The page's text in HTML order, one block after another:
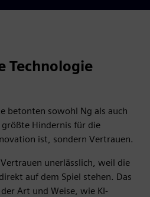
Technologie
betonten sowohl Ng als auch
größte Hindernis für die
ist, sondern Vertrauen.
unerlässlich, weil die
auf dem Spiel stehen. Das
Art und Weise, wie KI-